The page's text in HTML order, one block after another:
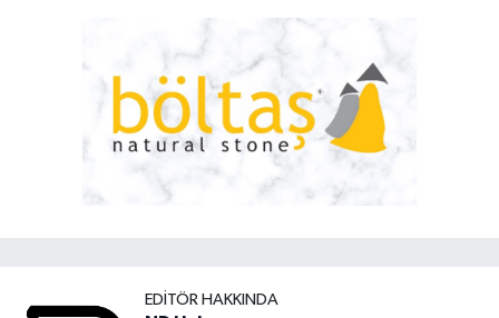
EDITÖR HAKKINDA